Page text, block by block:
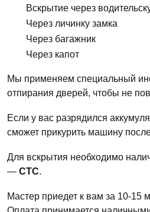
Вскрытие через
Через личинку замка
Через багажник
Через капот
Мы применяем специальный
отпирания дверей, чтобы не
Если у вас разрядился
сможет прикурить машину
Для вскрытия необходимо
— СТС.
Мастер приедет к вам за 10-15